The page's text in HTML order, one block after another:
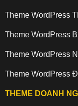
Theme WordPress
Theme WordPress
Theme WordPress
Theme WordPress
THEME DOANH